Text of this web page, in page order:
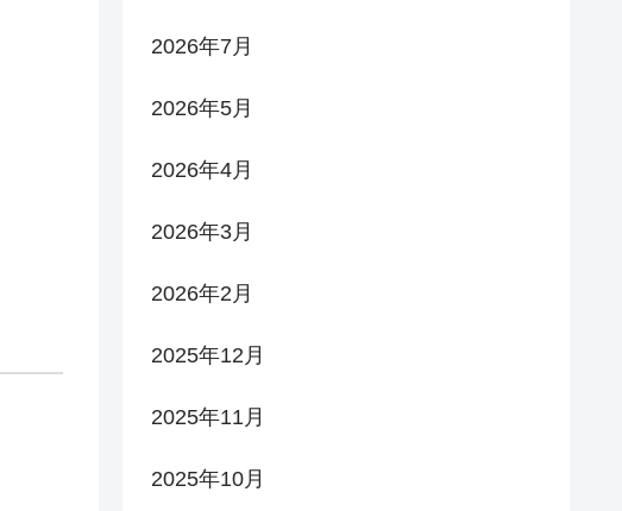
2026年7月
2026年5月
2026年4月
2026年3月
2026年2月
2025年12月
2025年11月
2025年10月